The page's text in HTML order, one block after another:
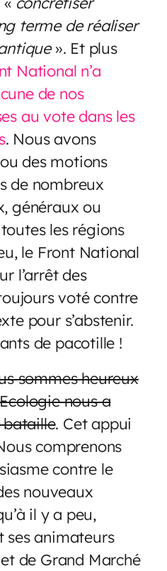
terme de réaliser
». Et plus
National n’a
de nos
au vote dans les
. Nous avons
des motions
de nombreux
généraux ou
les régions
le Front National
l’arrêt des
voté contre
pour s’abstenir.
de pacotille !
sommes heureux
nous a
bataille. Cet appui
comprenons
contre le
nouveaux
il y a peu,
ses animateurs
de Grand Marché